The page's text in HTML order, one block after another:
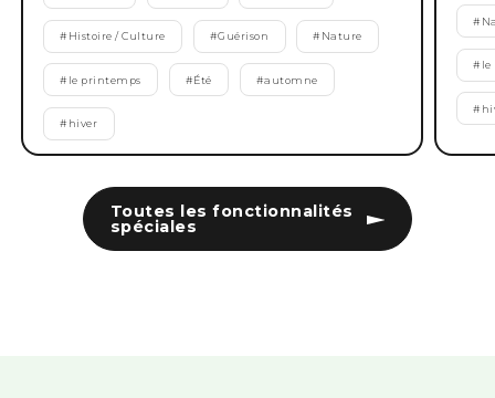
Toutes les fonctionnalités
spéciales
# Histoire / Culture #Guérison # Nature
# le printemps #Été #automne
# hiver
#
# le
#